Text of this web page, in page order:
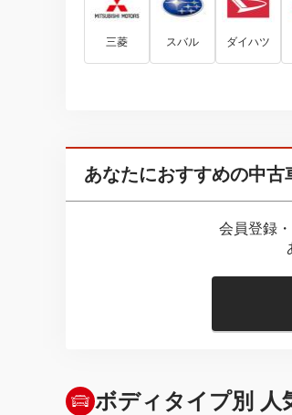
三菱 スバル ダイハツ
あなたにおすすめの中古
会員登録
ボディタイプ別 人